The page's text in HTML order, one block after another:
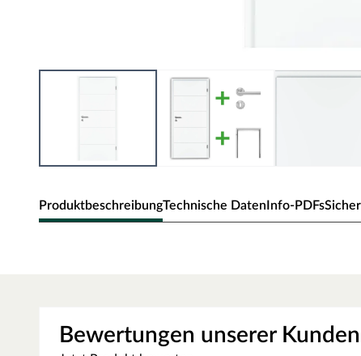
ProduktbeschreibungTechnische DatenInfo-PDFs
Weißlack-Optik: Elegant und zurückhaltend, die Innentür
Bewertungen unserer Kunden